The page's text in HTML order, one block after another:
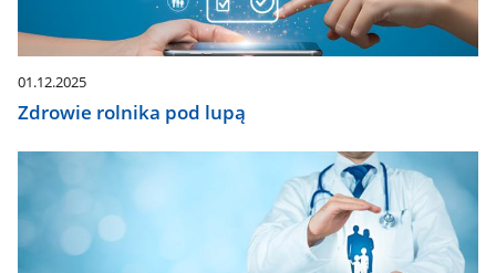
01.12.2025
Zdrowie rolnika pod lupą